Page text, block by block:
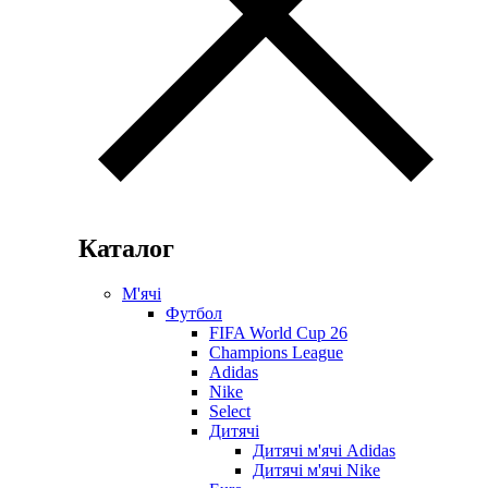
Каталог
М'ячі
Футбол
FIFA World Cup 26
Champions League
Adidas
Nike
Select
Дитячі
Дитячі м'ячі Adidas
Дитячі м'ячі Nike